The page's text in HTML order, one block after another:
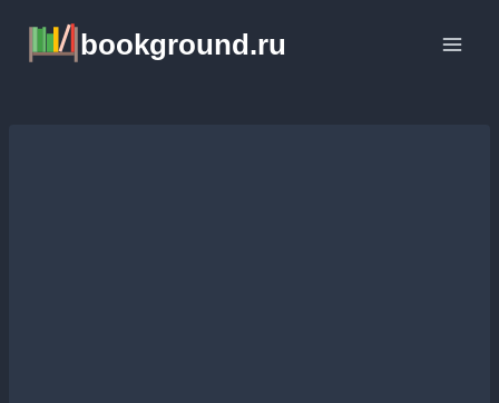
содержимому
bookground.ru